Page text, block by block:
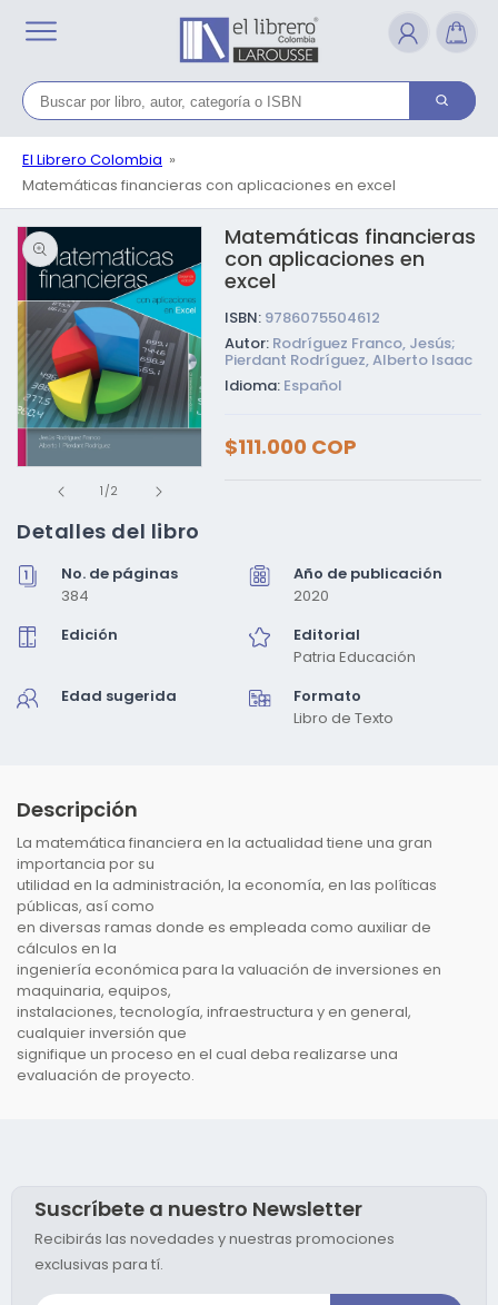
directamente
al contenido
El Librero Colombia
Matemáticas financieras con aplicaciones en excel
Ir directamente a la
información del
producto
elemento
1
en
ventana
modal
1 /de
2
Matemáticas financieras
con aplicaciones en
excel
ISBN: 9786075504612
Autor: Rodríguez Franco, Jesús;
Pierdant Rodríguez, Alberto Isaac
Idioma: Español
Precio
habitual
$111.000 COP
Detalles del libro
No. de páginas
384
Año de publicación
2020
Edición
Editorial
Patria Educación
Edad sugerida
Formato
Libro de Texto
Descripción
La matemática financiera en la actualidad tiene una gran
importancia por su
utilidad en la administración, la economía, en las políticas
públicas, así como
en diversas ramas donde es empleada como auxiliar de
cálculos en la
ingeniería económica para la valuación de inversiones en
maquinaria, equipos,
instalaciones, tecnología, infraestructura y en general,
cualquier inversión que
signifique un proceso en el cual deba realizarse una
evaluación de proyecto.
Suscríbete a nuestro Newsletter
Recibirás las novedades y nuestras promociones
exclusivas para tí.